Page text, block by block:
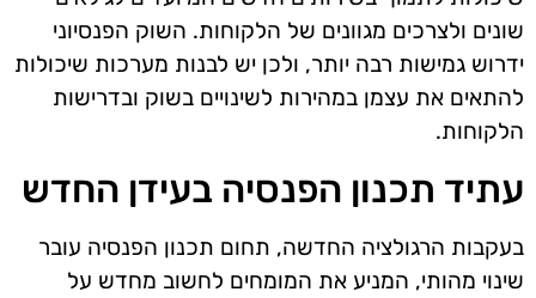
שונים ולצרכים מגוונים של הלקוחות. השוק הפנסיוני
ידרוש גמישות רבה יותר, ולכן יש לבנות מערכות שיכולות
להתאים את עצמן במהירות לשינויים בשוק ובדרישות
הלקוחות.
עתיד תכנון הפנסיה בעידן החדש
בעקבות הרגולציה החדשה, תחום תכנון הפנסיה עובר
שינוי מהותי, המניע את המומחים לחשוב מחדש על